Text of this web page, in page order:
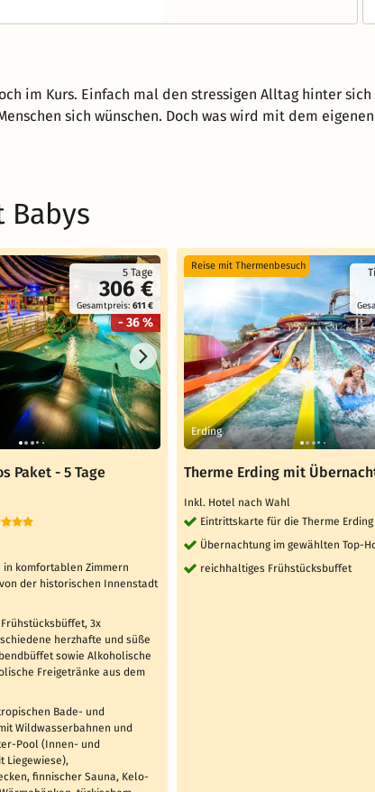
im Kurs. Einfach mal den stressigen Alltag hinter
sich wünschen. Doch was wird mit dem
Babys
5 Tage
306 €
Gesamtpreis: 611 €
- 36 %
Paket - 5 Tage
in komfortablen Zimmern
der historischen Innenstadt
3x
herzhafte und süße
sowie Alkoholische
Freigetränke aus dem
Bade- und
Wildwasserbahnen und
Pool (Innen- und
Liegewiese),
finnischer Sauna, Kelo-
Reise mit Thermenbesuch
Erding
Therme Erding mit
Inkl. Hotel nach Wahl
Eintrittskarte für die Therme Erding
Übernachtung im gewählten Top-
reichhaltiges Frühstücksbuffet